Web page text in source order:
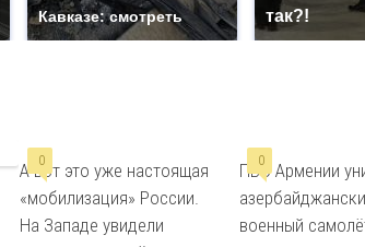
Кавказе: смотреть
так?!
0
А вот это уже настоящая
«мобилизация» России.
На Западе увидели
0
ПВО Армении
военный